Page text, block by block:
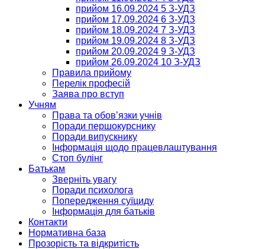
прийом 16.09.2024 5 З-УДЗ
прийом 17.09.2024 6 З-УДЗ
прийом 18.09.2024 7 З-УДЗ
прийом 19.09.2024 8 З-УДЗ
прийом 20.09.2024 9 З-УДЗ
прийом 26.09.2024 10 З-УДЗ
Правила прийому
Перелік професій
Заява про вступ
Учням
Права та обов’язки учнів
Поради першокурснику
Поради випускнику
Інформація щодо працевлаштування
Стоп булінг
Батькам
Зверніть увагу
Поради психолога
Попередження суїциду
Інформація для батьків
Контакти
Нормативна база
Прозорість та відкритість